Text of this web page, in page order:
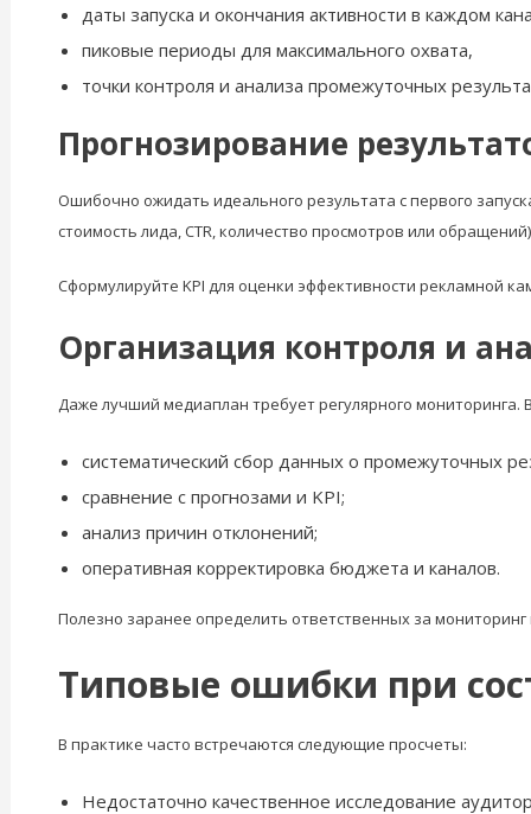
даты запуска и окончания активности в каждом
пиковые периоды для максимального охвата,
точки контроля и анализа промежуточных
Прогнозирование
Ошибочно ожидать идеального результата с первого
стоимость лида, CTR, количество просмотров или
Сформулируйте KPI для оценки эффективности рекламной
Организация контроля и
Даже лучший медиаплан требует регулярного мониторинга.
систематический сбор данных о промежуточных
сравнение с прогнозами и KPI;
анализ причин отклонений;
оперативная корректировка бюджета и каналов.
Полезно заранее определить ответственных за
Типовые ошибки при
В практике часто встречаются следующие просчеты:
Недостаточно качественное исследование